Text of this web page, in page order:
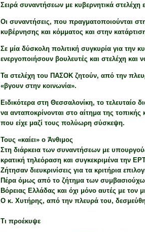
Σειρά συναντήσεων με κυβερνητικά
Οι συναντήσεις, που πραγματοποιούνται
κυβέρνησης και κόμματος και στην
Σε μία δύσκολη πολιτική συγκυρία για την
ενεργοποιήσουν βουλευτές και στελέχη
Τα στελέχη του ΠΑΣΟΚ ζητούν, από την
«βγουν στην κοινωνία».
Ειδικότερα στη Θεσσαλονίκη, το τελευταίο
να ανταποκρίνονται στο αίτημα της
που είχε μαζί τους πολύωρη σύσκεψη.
Τους «καίει» ο Άνθιμος
Στη διάρκεια των συναντήσεων με
κρατική τηλεόραση και συγκεκριμένα την
Ζήτησαν διευκρινίσεις για τα κριτήρια
Πέρα όμως από το ζήτημα των συμβασιούχων
Βόρειας Ελλάδας και όχι μόνο αυτές με τον
Ο κ. Χυτήρης, από την πλευρά του,
Τι προέκυψε